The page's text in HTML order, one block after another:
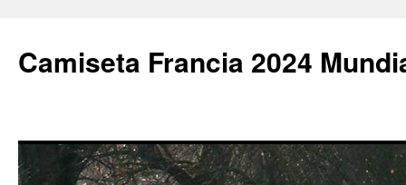
Camiseta Francia 2024